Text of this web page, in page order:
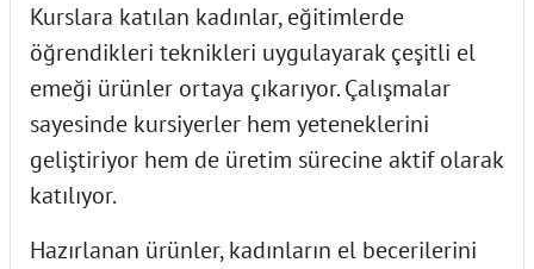
Kurslara katılan kadınlar, eğitimlerde
öğrendikleri teknikleri uygulayarak çeşitli el
emeği ürünler ortaya çıkarıyor. Çalışmalar
sayesinde kursiyerler hem yeteneklerini
geliştiriyor hem de üretim sürecine aktif olarak
katılıyor.
Hazırlanan ürünler, kadınların el becerilerini